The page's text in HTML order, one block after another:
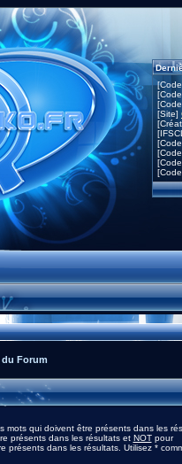
[Site]
Forum
mots qui doivent être présents dans les
présents dans les résultats et NOTpour
présents dans les résultats. Utilisez *